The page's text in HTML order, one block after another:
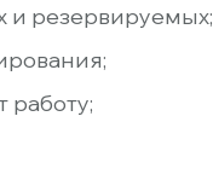
и резервируемых;
работу;